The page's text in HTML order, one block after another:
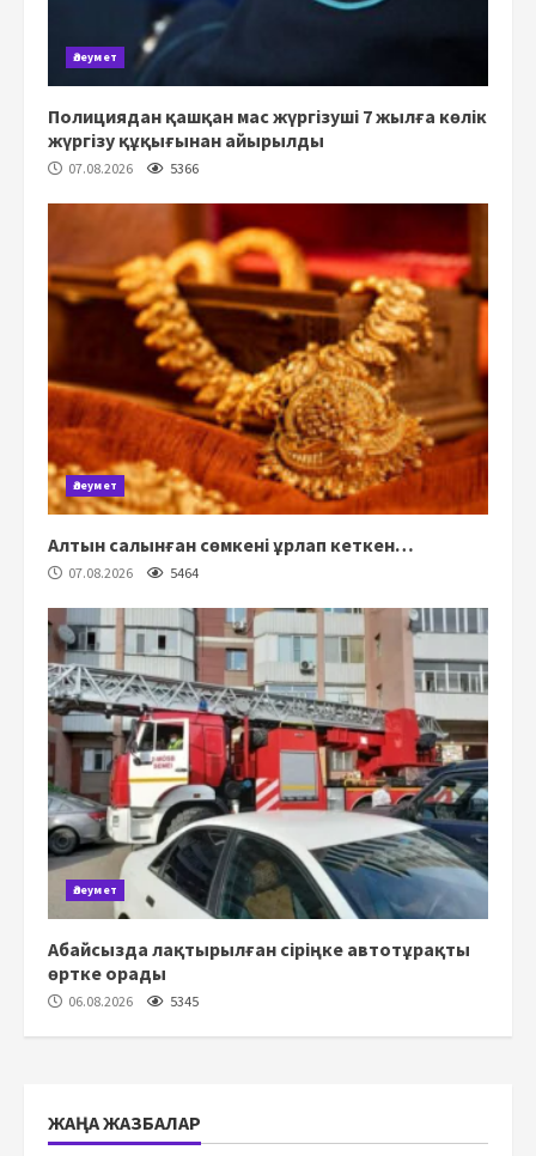
Әлеумет
Полициядан қашқан мас жүргізуші 7 жылға көлік
жүргізу құқығынан айырылды
07.08.2026 5366
Әлеумет
Алтын салынған сөмкені ұрлап кеткен…
07.08.2026 5464
Әлеумет
Абайсызда лақтырылған сіріңке автотұрақты
өртке орады
06.08.2026 5345
ЖАҢА ЖАЗБАЛАР